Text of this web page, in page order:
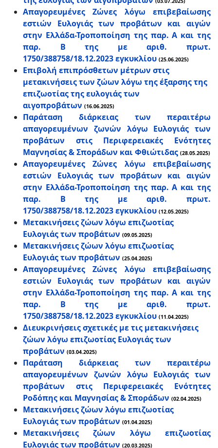
Απαγορευμένες Ζώνες λόγω επιβεβαίωσης
εστιών Ευλογιάς των προβάτων και αιγών
στην Ελλάδα-Τροποποίηση της παρ. Α και της
παρ. Β της με αριθ. πρωτ.
1750/388758/18.12.2023 εγκυκλίου (25.06.2025)
Επιβολή επιπρόσθετων μέτρων στις
μετακινήσεις των ζώων λόγω της έξαρσης της
επιζωοτίας της ευλογιάς των
αιγοπροβάτων (16.06.2025)
Παράταση διάρκειας των περαιτέρω
απαγορευμένων ζωνών λόγω Ευλογιάς των
προβάτων στις Περιφερειακές Ενότητες
Μαγνησίας & Σποράδων και Φθιώτιδας (28.05.2025)
Απαγορευμένες Ζώνες λόγω επιβεβαίωσης
εστιών Ευλογιάς των προβάτων και αιγών
στην Ελλάδα-Τροποποίηση της παρ. Α και της
παρ. Β της με αριθ. πρωτ.
1750/388758/18.12.2023 εγκυκλίου (12.05.2025)
Μετακινήσεις ζώων λόγω επιζωοτίας
Ευλογιάς των προβάτων (09.05.2025)
Μετακινήσεις ζώων λόγω επιζωοτίας
Ευλογιάς των προβάτων (25.04.2025)
Απαγορευμένες Ζώνες λόγω επιβεβαίωσης
εστιών Ευλογιάς των προβάτων και αιγών
στην Ελλάδα-Τροποποίηση της παρ. Α και της
παρ. Β της με αριθ. πρωτ.
1750/388758/18.12.2023 εγκυκλίου (11.04.2025)
Διευκρινήσεις σχετικές με τις μετακινήσεις
ζώων λόγω επιζωοτίας Ευλογιάς των
προβάτων (03.04.2025)
Παράταση διάρκειας των περαιτέρω
απαγορευμένων ζωνών λόγω Ευλογιάς των
προβάτων στις Περιφερειακές Ενότητες
Ροδόπης και Μαγνησίας & Σποράδων (02.04.2025)
Μετακινήσεις ζώων λόγω επιζωοτίας
Ευλογιάς των προβάτων (01.04.2025)
Μετακινήσεις ζώων λόγω επιζωοτίας
Ευλογιάς των προβάτων (20.03.2025)